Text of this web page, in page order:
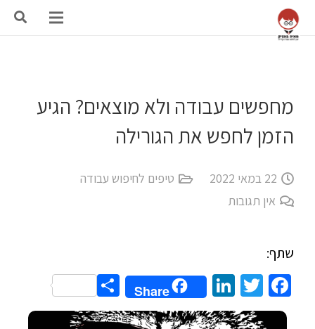
מחפשים עבודה ולא מוצאים? הגיע
הזמן לחפש את הגורילה
22 במאי 2022
טיפים לחיפוש עבודה
אין תגובות
שתף:
Facebook
Twitter
LinkedIn
Share
Share